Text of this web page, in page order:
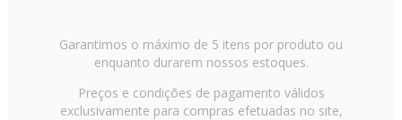
Garantimos o máximo de 5 itens por produto ou
enquanto durarem nossos estoques.
Preços e condições de pagamento válidos
exclusivamente para compras efetuadas no site,